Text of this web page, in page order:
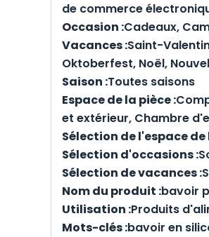
de commerce
Occasion :Cadeaux,
Vacances :Saint-
Oktoberfest, Noël,
Saison :Toutes saisons
Espace de la pièce :
et extérieur, Chambre
Sélection de l'espace de
Sélection d'occasions :
Sélection de vacances :
Nom du produit :bavoir
Utilisation :Produits
Mots-clés :bavoir en